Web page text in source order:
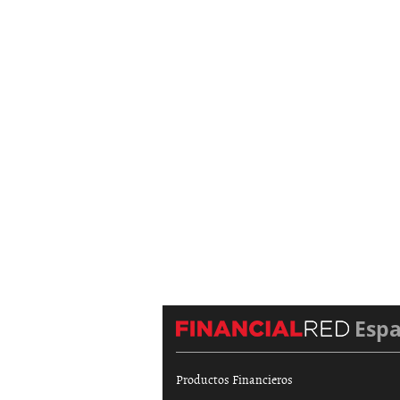
Productos Financieros